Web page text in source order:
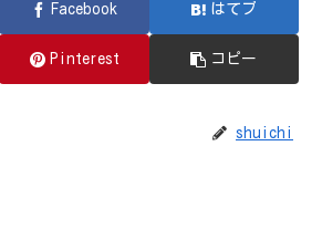
Facebook はてブ
Pinterest コピー
shuichi